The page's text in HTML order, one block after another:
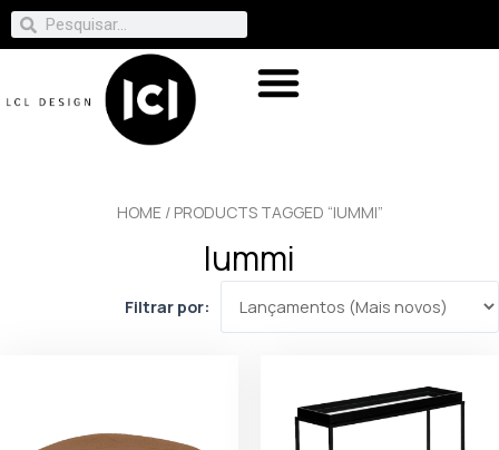
HOME/ PRODUCTS TAGGED “IUMMI”
Iummi
Filtrar por: